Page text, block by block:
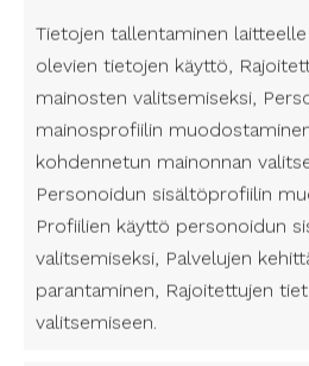
Tietojen tallentaminen
olevien tietojen käyttö,
mainosten valitsemiseksi,
mainosprofiilin
kohdennetun mainonnan
Personoidun sisältöprofiilin
Profiilien käyttö personoidun
valitsemiseksi, Palvelujen
parantaminen, Rajoitettujen
valitsemiseen.
osallistuminen.
ratkaisevassa roolissa, kun
parantaa elämänlaatua ja
osallistuminen
Avustajapalveluilla
ihmisten tarpeet, ja
ratkaisuja jokaisen
elämäntilanteeseen.
Harrastukset eivät
vaan ne ovat myös tärkeä osa